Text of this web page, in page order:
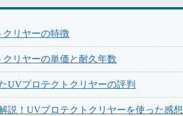
リヤーの特徴
リヤーの単価と耐久年数
UVプロテクトクリヤーの評判
説！UVプロテクトクリヤーを使った感想